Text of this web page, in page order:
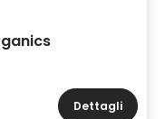
Dettagli